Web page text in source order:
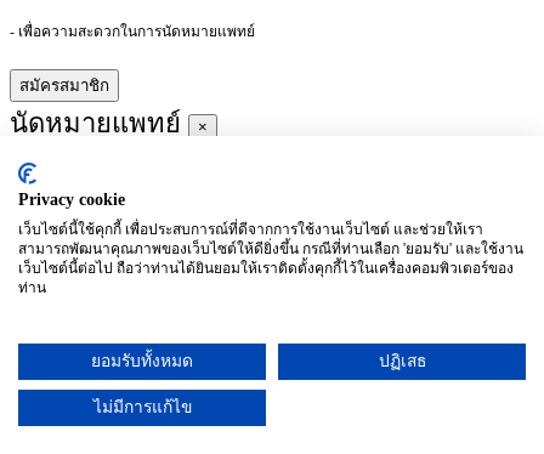
- เพื่อความสะดวกในการนัดหมายแพทย์
สมัครสมาชิก
นัดหมายแพทย์ ×
ผู้ชำนาญการ
ประจำ :
อาทิตย์
จันทร์
(27/09)
อังคาร
(28/09)
พุธ
พฤหัสบดี
ศุกร์
เสาร์
Privacy cookie
เว็บไซต์นี้ใช้คุกกี้ เพื่อประสบการณ์ที่ดีจากการใช้งานเว็บไซต์ และช่วยให้เรา
สามารถพัฒนาคุณภาพของเว็บไซต์ให้ดียิ่งขึ้น กรณีที่ท่านเลือก 'ยอมรับ' และใช้งาน
เว็บไซต์นี้ต่อไป ถือว่าท่านได้ยินยอมให้เราติดตั้งคุกกี้ไว้ในเครื่องคอมพิวเตอร์ของ
ท่าน
ยอมรับทั้งหมด ปฏิเสธ
ไม่มีการแก้ไข